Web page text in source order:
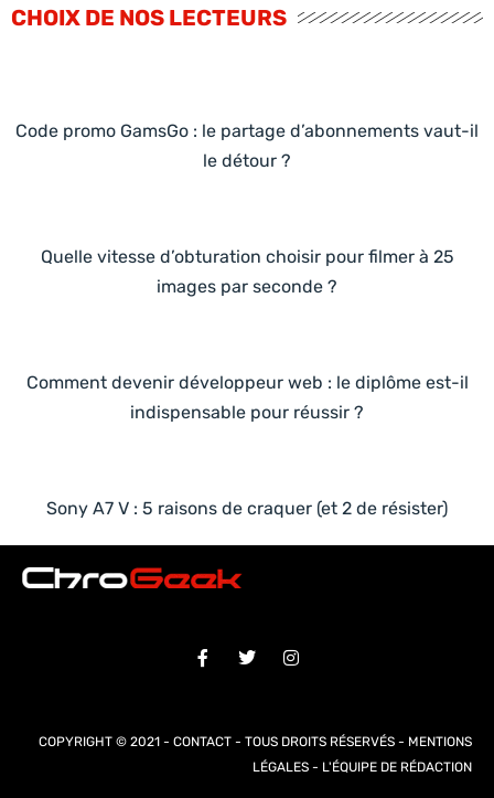
CHOIX DE NOS LECTEURS
Code promo GamsGo : le partage d’abonnements vaut-il
le détour ?
Quelle vitesse d’obturation choisir pour filmer à 25
images par seconde ?
Comment devenir développeur web : le diplôme est-il
indispensable pour réussir ?
Sony A7 V : 5 raisons de craquer (et 2 de résister)
COPYRIGHT © 2021 - CONTACT - TOUS DROITS RÉSERVÉS - MENTIONS
LÉGALES - L'ÉQUIPE DE RÉDACTION